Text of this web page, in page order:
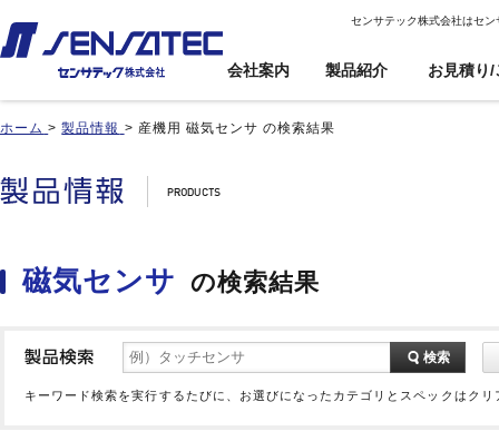
センサテック株式会社はセ
会社案内 製品紹介 お見積り/
品番インデックス
用途事例
近接センサ
差動容量型近接センサ
無人搬送車(AGV)用セン
サ
歯車(ギア)センサ
赤外線温度センサ
文
利用規約
近接センサ
差動容量型近接センサ
無人搬送車(AGV)用セン
サ
歯車(ギア)センサ
赤外線温度センサ
ップ
ホーム >製品情報 > 産機用 磁気センサ の検索結果
磁気センサ の検索結果
検索
キーワード検索を実行するたびに、お選びになったカテゴリとスペックはクリ